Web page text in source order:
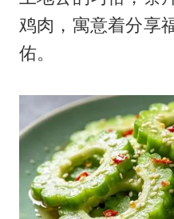
鸡肉，寓意着分享
佑。